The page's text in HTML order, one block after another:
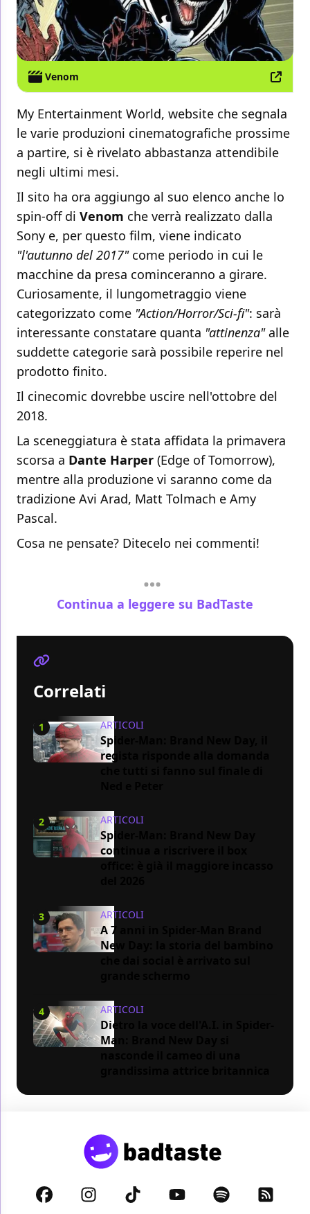
Venom
My Entertainment World, website che segnala
le varie produzioni cinematografiche prossime
a partire, si è rivelato abbastanza attendibile
negli ultimi mesi.
Il sito ha ora aggiungo al suo elenco anche lo
spin-off di Venom che verrà realizzato dalla
Sony e, per questo film, viene indicato
"l'autunno del 2017"come periodo in cui le
macchine da presa cominceranno a girare.
Curiosamente, il lungometraggio viene
categorizzato come "Action/Horror/Sci-fi": sarà
interessante constatare quanta "attinenza"alle
suddette categorie sarà possibile reperire nel
prodotto finito.
Il cinecomic dovrebbe uscire nell'ottobre del
2018.
La sceneggiatura è stata affidata la primavera
scorsa a Dante Harper (Edge of Tomorrow),
mentre alla produzione vi saranno come da
tradizione Avi Arad, Matt Tolmach e Amy
Pascal.
Cosa ne pensate? Ditecelo nei commenti!
Continua a leggere su BadTaste
Correlati
1 ARTICOLI
Spider-Man: Brand New Day, il
regista risponde alla domanda
2 ARTICOLI
Spider-Man: Brand New Day
continua a riscrivere il box
3 ARTICOLI
A 7 anni in Spider-Man Brand
New Day: la storia del bambino
4 ARTICOLI
Dietro la voce dell'A.I. in Spider-
Man: Brand New Day si